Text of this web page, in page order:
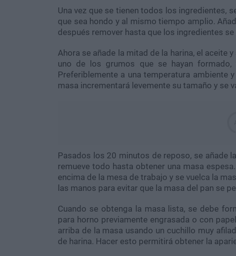
Una vez que se tienen todos los ingredientes,
que sea hondo y al mismo tiempo amplio.
después remover hasta que los ingredientes
Ahora se añade la mitad de la harina, el aceite
uno de los grumos que se hayan
Preferiblemente a una temperatura ambiente
masa incrementará levemente su tamaño y se
Pasados los 20 minutos de reposo, se añade
remueve todo hasta obtener una masa
encima de la mesa de trabajo y se vuelca la
las manos para evitar que la masa del pan se
Cuando se obtenga la masa lista, se debe
para horno previamente engrasada o con
arriba de la masa usando un cuchillo muy
de harina. Hacer esto permitirá obtener la